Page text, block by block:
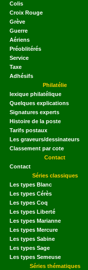
Colis
Croix Rouge
Grève
Guerre
Aériens
Préoblitérés
Service
Taxe
Adhésifs
Philatélie
lexique philatélique
Quelques explications
Signatures experts
Histoire de la poste
Tarifs postaux
Les graveurs/dessinateurs
Classement par cote
Contact
Contact
Séries classiques
Les types Blanc
Les types Cérès
Les types Coq
Les types Liberté
Les types Marianne
Les types Mercure
Les types Sabine
Les types Sage
Les types Semeuse
Séries thématiques